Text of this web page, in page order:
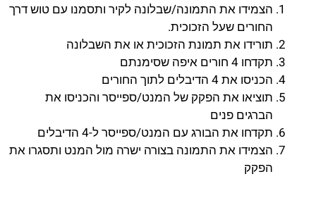
הצמידו את התמונה/שבלונה לקיר ותסמנו עם טוש דרך
החורים שעל הזכוכית.
תורידו את תמונת הזכוכית או את השבלונה
תקדחו 4 חורים איפה שסימנתם
הכניסו את 4 הדיבלים לתוך החורים
תוציאו את הפקק של המנט/ספייסר והכניסו את
הברגים פנים
תקדחו את הבורג עם המנט/ספייסר ל-4 הדיבלים
הצמידו את התמונה בצורה ישרה מול המנט ותסגרו את
הפקק